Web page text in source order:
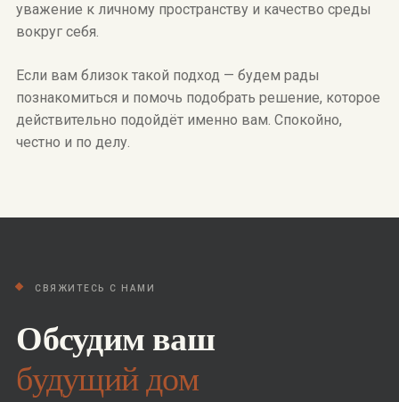
уважение к личному пространству и качество среды
вокруг себя.
Если вам близок такой подход — будем рады
познакомиться и помочь подобрать решение, которое
действительно подойдёт именно вам. Спокойно,
честно и по делу.
СВЯЖИТЕСЬ С НАМИ
Обсудим ваш
будущий дом